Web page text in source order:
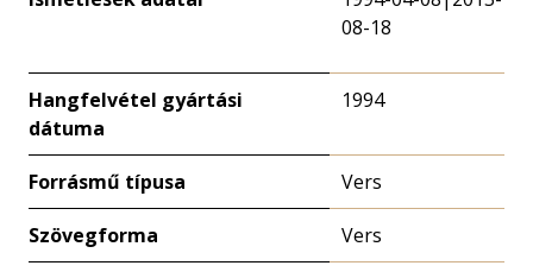
08-18
Hangfelvétel gyártási
dátuma
1994
Forrásmű típusa Vers
Szövegforma Vers